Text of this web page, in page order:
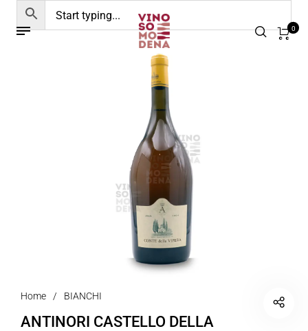
0
Home / BIANCHI
ANTINORI CASTELLO DELLA